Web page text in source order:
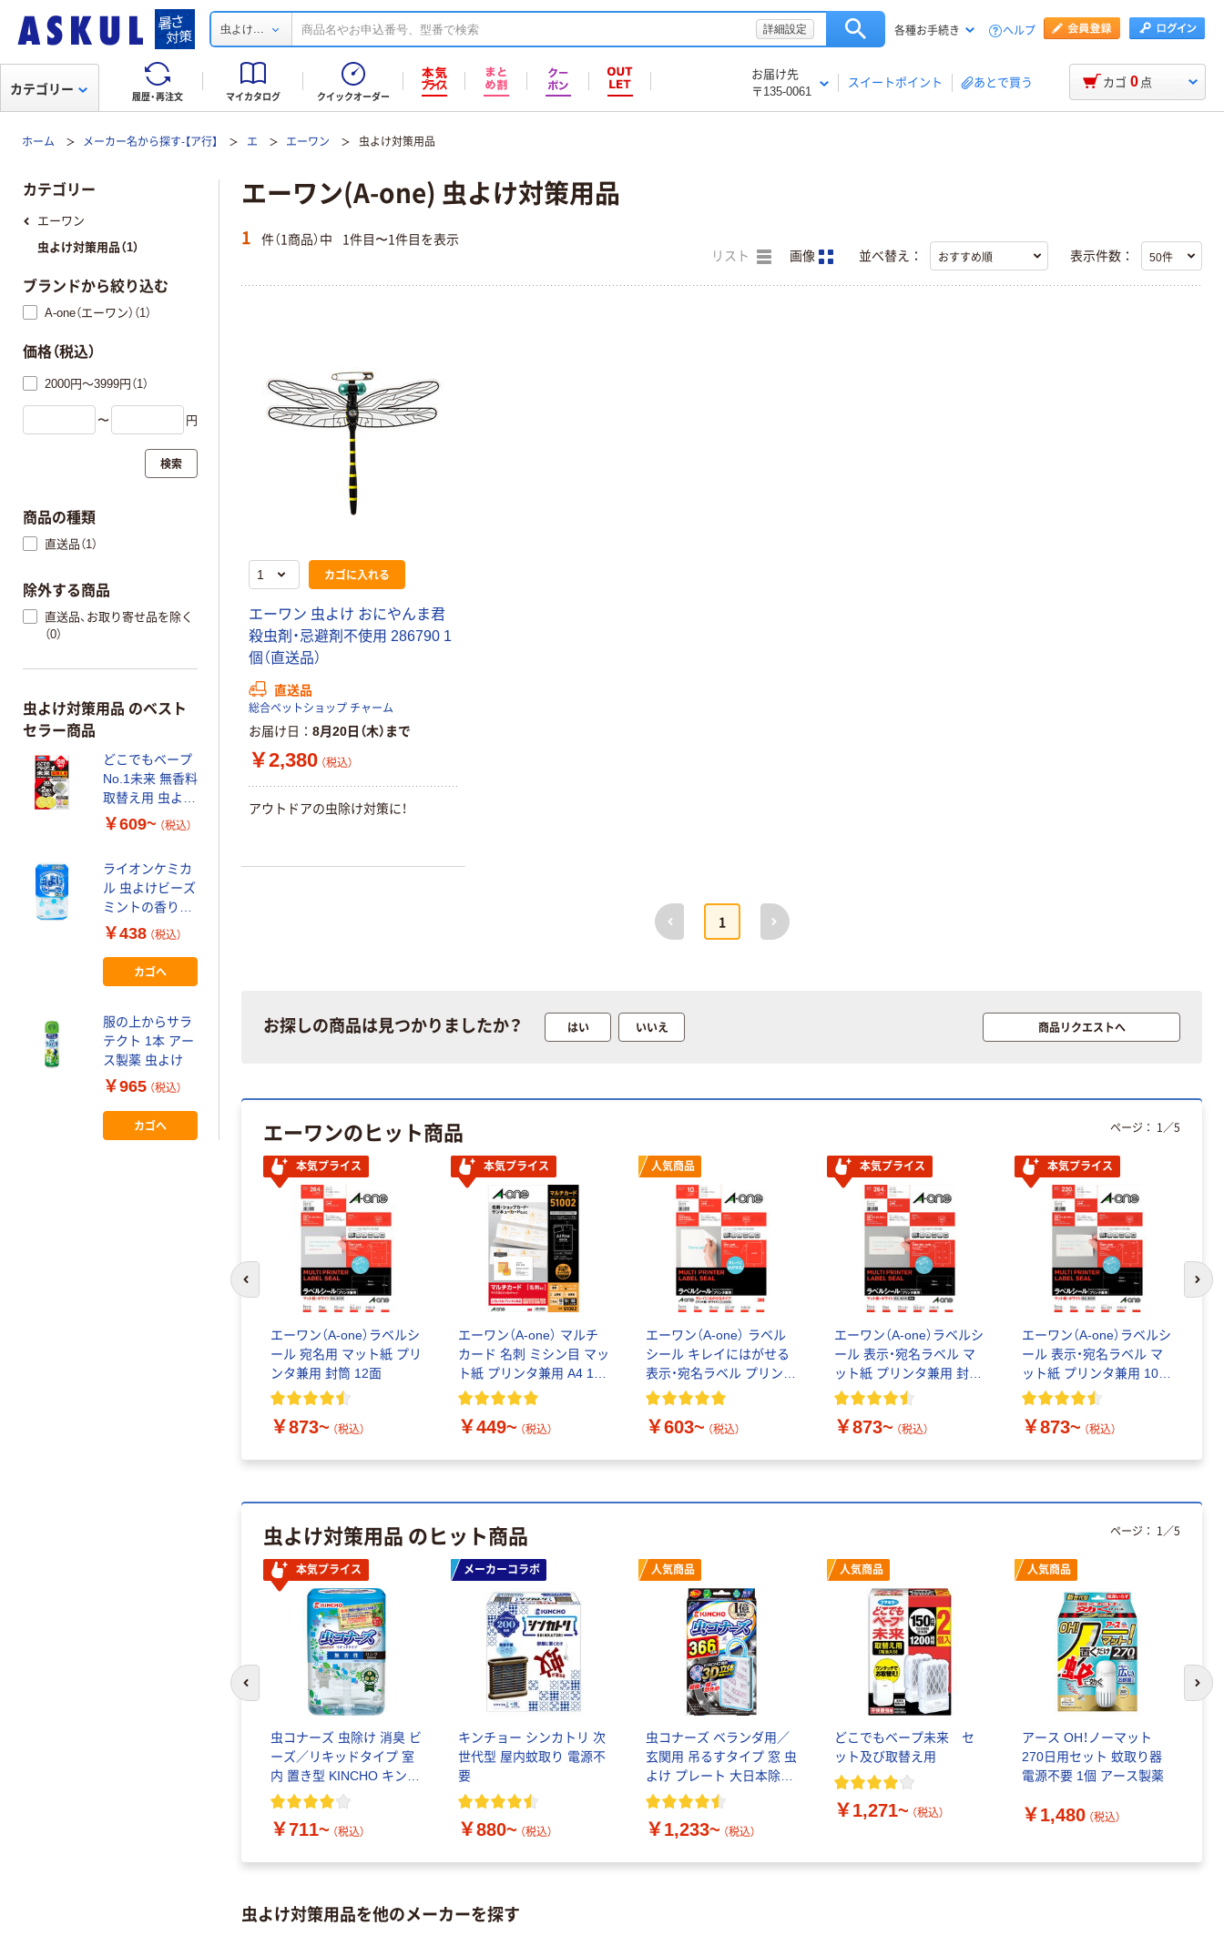
虫よけ... 詳細設定 各種お手続き ヘルプ
履歴・再注文 マイカタログ クイックオーダー
お届け先
〒135-0061
スイートポイント あとで買う
カテゴリー カゴ 0 点
ホーム メーカー名から探す-【ア行】 エ エーワン 虫よけ対策用品
エーワン(A-one) 虫よけ対策用品
1 件（1商品）中 1件目〜1件目を表示
リスト 画像 並べ替え： 表示件数：
カゴに入れる
エーワン 虫よけ おにやんま君
殺虫剤・忌避剤不使用 286790 1
個（直送品）
直送品
総合ペットショップ チャーム
お届け日 8月20日（木）まで
￥2,380 （税込）
アウトドアの虫除け対策に！
前へ
1
次へ
お探しの商品は見つかりましたか？ はい いいえ 商品リクエストへ
エーワンのヒット商品
本気プライス
エーワン（A-one）ラベルシ
ール 宛名用 マット紙 プリ
ンタ兼用 封筒 12面
￥873~ （税込）
本気プライス
エーワン（A-one） マルチ
カード 名刺 ミシン目 マッ
ト紙 プリンタ兼用 A4 10
面
￥449~ （税込）
人気商品
エーワン（A-one） ラベル
シール キレイにはがせる
表示・宛名ラベル プリンタ
兼用 封筒 シール A4
￥603~ （税込）
本気プライス
エーワン（A-one）ラベルシ
ール 表示・宛名ラベル マ
ット紙 プリンタ兼用 封筒
12面 角丸 四辺余白付
￥873~ （税込）
本気プライス
エーワン（A-one）ラベルシ
ール 表示・宛名ラベル マ
ット紙 プリンタ兼用 10面
四辺余白付 86.4×50.8mm
￥873~ （税込）
ページ： 1 ／5
前のスライドへ 次
虫よけ対策用品 のヒット商品
本気プライス
虫コナーズ 虫除け 消臭 ビ
ーズ／リキッドタイプ 室
内 置き型 KINCHO キンチ
ョー
￥711~ （税込）
メーカーコラボ
キンチョー シンカトリ 次
世代型 屋内蚊取り 電源不
要
￥880~ （税込）
人気商品
虫コナーズ ベランダ用／
玄関用 吊るすタイプ 窓 虫
よけ プレート 大日本除虫
菊
￥1,233~ （税込）
人気商品
どこでもベープ未来 セ
ット及び取替え用
￥1,271~ （税込）
人気商品
アース OH！ノーマット
270日用セット 蚊取り器
電源不要 1個 アース製薬
￥1,480 （税込）
ページ： 1 ／5
前のスライドへ 次
虫よけ対策用品を他のメーカーを探す
カテゴリー
エーワン
虫よけ対策用品（1）
ブランドから絞り込む
A-one（エーワン）（1）
価格（税込）
2000円～3999円（1）
〜 円
検索
商品の種類
直送品（1）
除外する商品
直送品、お取り寄せ品を除く
（0）
虫よけ対策用品 のベスト
セラー商品
どこでもベープ
No.1未来 無香料
取替え用 虫よけ
不快害虫用 フマ
キラー
￥609~ （税込）
ライオンケミカ
ル 虫よけビーズ
ミントの香り
260日用
1個
￥438 （税込）
カゴへ
服の上からサラ
テクト 1本 アー
ス製薬 虫よけ
￥965 （税込）
カゴへ